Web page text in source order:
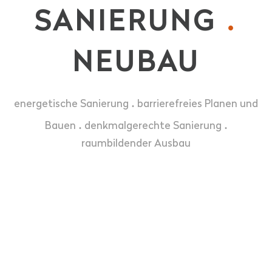
SANIERUNG .
NEUBAU
energetische Sanierung . barrierefreies Planen und
Bauen . denkmalgerechte Sanierung .
raumbildender Ausbau